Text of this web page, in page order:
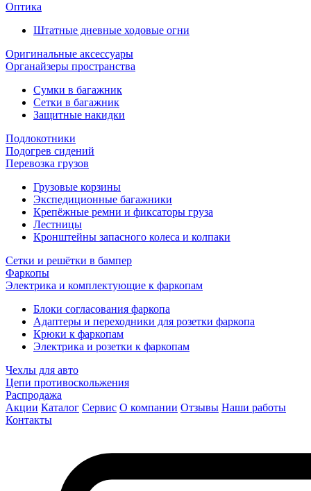
Оптика
Штатные дневные ходовые огни
Оригинальные аксессуары
Органайзеры пространства
Сумки в багажник
Сетки в багажник
Защитные накидки
Подлокотники
Подогрев сидений
Перевозка грузов
Грузовые корзины
Экспедиционные багажники
Крепёжные ремни и фиксаторы груза
Лестницы
Кронштейны запасного колеса и колпаки
Сетки и решётки в бампер
Фаркопы
Электрика и комплектующие к фаркопам
Блоки согласования фаркопа
Адаптеры и переходники для розетки фаркопа
Крюки к фаркопам
Электрика и розетки к фаркопам
Чехлы для авто
Цепи противоскольжения
Распродажа
Акции Каталог Сервис О компании Отзывы Наши работы
Контакты